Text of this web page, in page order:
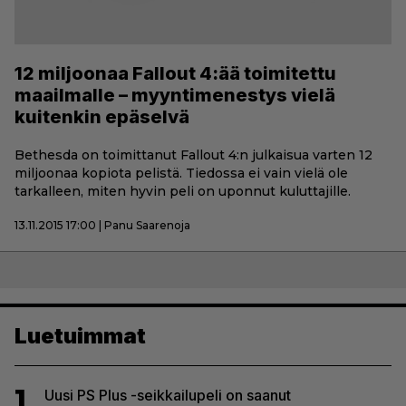
12 miljoonaa Fallout 4:ää toimitettu
maailmalle – myyntimenestys vielä
kuitenkin epäselvä
Bethesda on toimittanut Fallout 4:n julkaisua varten 12
miljoonaa kopiota pelistä. Tiedossa ei vain vielä ole
tarkalleen, miten hyvin peli on uponnut kuluttajille.
13.11.2015 17:00 | Panu Saarenoja
Luetuimmat
Uusi PS Plus -seikkailupeli on saanut